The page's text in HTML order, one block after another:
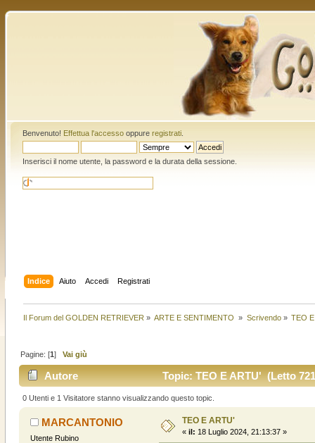
Benvenuto! Effettua l'accessooppure registrati.
Inserisci il nome utente, la password e la durata della sessione.
Indice Aiuto Accedi Registrati
Il Forum del GOLDEN RETRIEVER » ARTE E SENTIMENTO » Scrivendo» TEO
Pagine: [1] Vai giù
Autore Topic: TEO E ARTU' (Letto
0 Utenti e 1 Visitatore stanno visualizzando questo topic.
MARCANTONIO
Utente Rubino
TEO E ARTU'
« il: 18 Luglio 2024, 21:13:37 »